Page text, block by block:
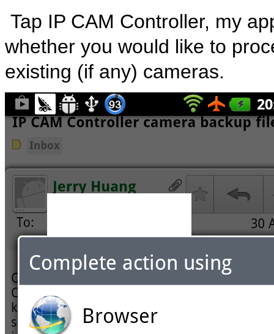
Tap IP CAM Controller, my
whether you would like to
existing (if any) cameras.